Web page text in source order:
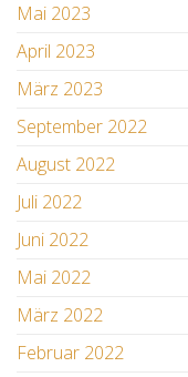
Mai 2023
April 2023
März 2023
September 2022
August 2022
Juli 2022
Juni 2022
Mai 2022
März 2022
Februar 2022